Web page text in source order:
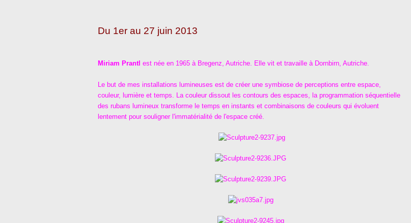
Du 1er au 27 juin 2013
Miriam Prantl est née en 1965 à Bregenz, Autriche. Elle vit et travaille à Dornbirn, Autriche.
Le but de mes installations lumineuses est de créer une symbiose de perceptions entre espace,
couleur, lumière et temps. La couleur dissout les contours des espaces, la programmation séquentielle
des rubans lumineux transforme le temps en instants et combinaisons de couleurs qui évoluent
lentement pour souligner l'immatérialité de l'espace créé.